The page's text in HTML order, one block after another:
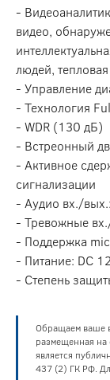
-
видео,
людей,
- Управление
- Технология
- WDR (130 дБ)
- Встреонный
- Активное
сигнализации
- Аудио вх./
- Тревожные
- Поддержка
- Питание: DC
- Степень
Обращаем ваше
размещенная на
является
437 (2) ГК РФ.